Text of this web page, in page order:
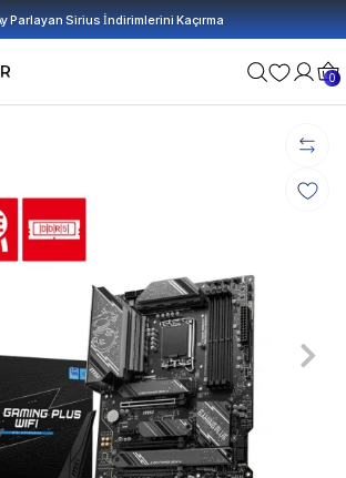
Parlayan Sirius İndirimlerini Kaçırma
0